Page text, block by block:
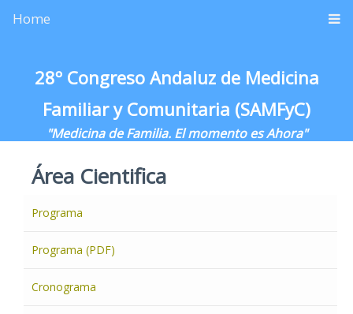
Home
28º Congreso Andaluz de Medicina
Familiar y Comunitaria (SAMFyC)
"Medicina de Familia. El momento es Ahora"
Área Cientifica
Programa
Programa (PDF)
Cronograma